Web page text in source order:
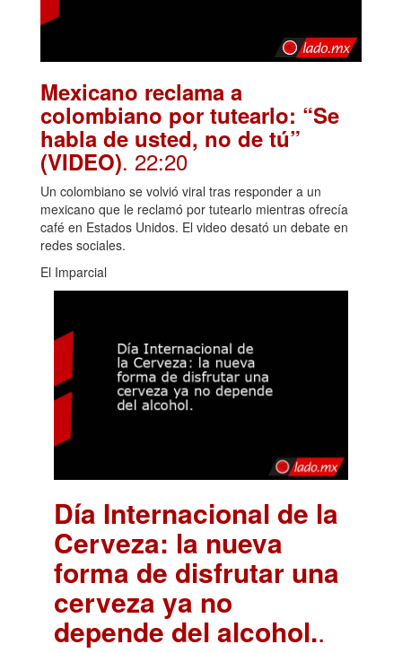
Mexicano reclama a
colombiano por tutearlo: “Se
habla de usted, no de tú”
(VIDEO). 22:20
Un colombiano se volvió viral tras responder a un
mexicano que le reclamó por tutearlo mientras ofrecía
café en Estados Unidos. El video desató un debate en
redes sociales.
El Imparcial
Día Internacional de la
Cerveza: la nueva
forma de disfrutar una
cerveza ya no
depende del alcohol..